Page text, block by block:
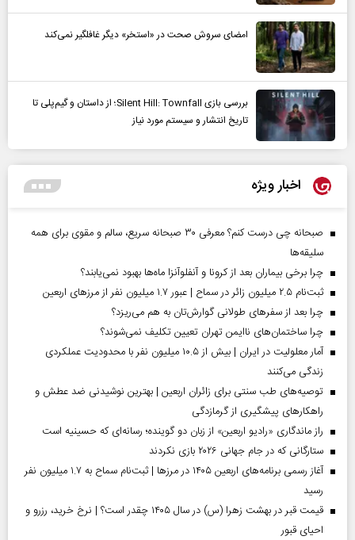
امضای سروش صحت در «استخر» دیگر غافلگیر نمی‌کند
بررسی بازی Silent Hill: Townfall؛ از داستان و گیم‌پلی تا
تاریخ انتشار و سیستم مورد نیاز
اخبار ویژه
صبحانه چی درست کنم؟ معرفی ۳۰ صبحانه سریع، سالم و مقوی برای همه
سلیقه‌ها
چرا برخی بیماران بعد از کرونا و آنفلوآنزا ماه‌ها بهبود نمی‌یابند؟
ثبت‌نام ۲.۵ میلیون زائر در سماح | عبور ۱.۷ میلیون نفر از مرز‌های اربعین
چرا بعد از سفرهای طولانی گوارش‌تان به هم می‌ریزد؟
چرا ساختمان‌های ناایمن تهران تعیین تکلیف نمی‌شوند؟
آمار معلولیت در ایران | بیش از ۱۰.۵ میلیون نفر با محدودیت عملکردی
زندگی می‌کنند
توصیه‌های طب سنتی برای زائران اربعین | بهترین نوشیدنی ضد عطش و
راهکارهای پیشگیری از گرمازدگی
راز ماندگاری «رادیو اربعین» از زبان دو گوینده؛ رسانه‌ای که حسینیه است
ستارگانی که در جام جهانی ۲۰۲۶ بازی نکردند
آغاز رسمی برنامه‌های اربعین ۱۴۰۵ در مرز‌ها | ثبت‌نام سماح به ۱.۷ میلیون نفر
رسید
قیمت قبر در بهشت زهرا (س) در سال ۱۴۰۵ چقدر است؟ | نرخ خرید، رزرو و
احیای قبور